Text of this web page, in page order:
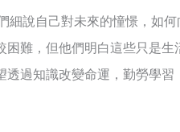
細說自己對未來的憧憬，如
困難，但他們明白這些只是生
透過知識改變命運，勤勞學習